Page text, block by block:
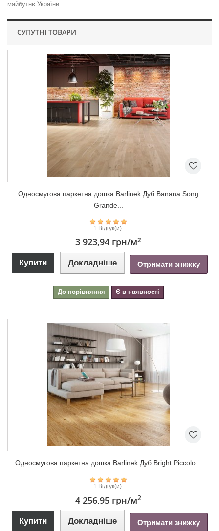
майбутнє України.
СУПУТНІ ТОВАРИ
Односмугова паркетна дошка Barlinek Дуб Banana Song
Grande...
1 Відгук(и)
3 923,94 грн/м2
Купити Докладніше Отримати знижку
До порівняння Є в наявності
Односмугова паркетна дошка Barlinek Дуб Bright Piccolo...
1 Відгук(и)
4 256,95 грн/м2
Купити Докладніше Отримати знижку